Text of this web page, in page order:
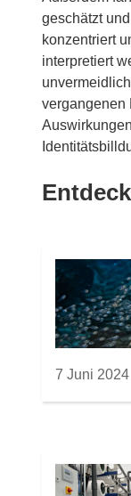
geschätzt
konzentriert
interpretiert
vergangenen
7 Juni 2024